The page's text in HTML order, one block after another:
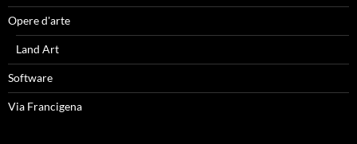
Opere d'arte
Land Art
Software
Via Francigena